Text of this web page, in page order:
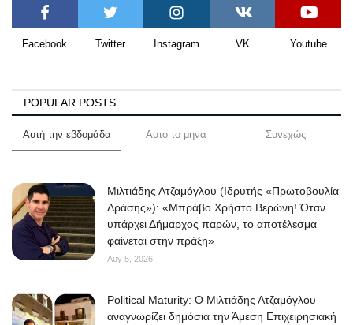
Facebook Twitter Instagram VK Youtube
POPULAR POSTS
Αυτή την εβδομάδα Αυτο το μηνα Συνεχώς
Μιλτιάδης Ατζαμόγλου (Ιδρυτής «Πρωτοβουλία
Δράσης»): «Μπράβο Χρήστο Βερώνη! Όταν
υπάρχει Δήμαρχος παρών, το αποτέλεσμα
φαίνεται στην πράξη»
Αυγ 5, 2026
Political Maturity: Ο Μιλτιάδης Ατζαμόγλου
αναγνωρίζει δημόσια την Άμεση Επιχειρησιακή